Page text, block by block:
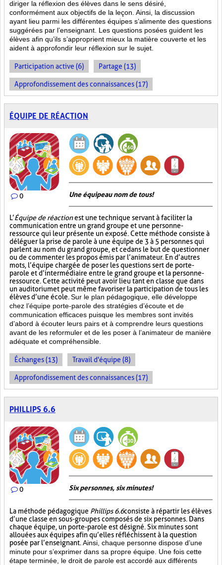
diriger la réflexion des élèves dans le sens désiré,
conformément aux objectifs de la leçon. Ainsi, la discussion
ayant lieu parmi les différentes équipes s’alimente des questions
suggérées par l’enseignant. Les questions posées guident les
élèves afin qu’ils s’approprient mieux la matière couverte et les
aident à approfondir leur réflexion sur le sujet.
Participation active (6) Partage (13)
Approfondissement des connaissances (17)
ÉQUIPE DE RÉACTION
0 Une équipe au nom de tous!
L’Équipe de réactionest une technique servant à faciliter la
communication entre un grand groupe et une personne-
ressource qui leur présente un exposé. Cette méthode consiste à
déléguer la prise de parole à une équipe de 3 à 5 personnes qui
parlent au nom du grand groupe, et ce dans le but de questionner
ou de commenter les propos émis par l’animateur. En d’autres
mots, l’équipe chargée de poser les questions sert de porte-
parole et d’intermédiaire entre le grand groupe et la personne-
ressource. Cette activité peut avoir lieu tant en classe que dans
un auditorium et peut même favoriser la participation de tous les
élèves d’une école. Sur le plan pédagogique, elle développe
chez l’équipe porte-parole des stratégies d’écoute et de
communication efficaces puisque les membres sont invités
d’abord à écouter leurs pairs et à comprendre leurs questions
avant de les reformuler et de les poser à l’animateur de manière
adéquate et compréhensible.
Échanges (13) Travail d'équipe (8)
Approfondissement des connaissances (17)
PHILLIPS 6.6
0 Six personnes, six minutes!
La méthode pédagogique Phillips 6.6consiste à répartir les élèves
d’une classe en sous-groupes composés de six personnes. Dans
chaque équipe, un porte-parole est désigné. Six minutes sont
allouées aux équipes afin qu’elles réfléchissent à la question
posée par l’enseignant. Ainsi, chaque personne dispose d’une
minute pour s’exprimer dans sa propre équipe. Une fois cette
étape terminée, le droit de parole est accordé aux différents